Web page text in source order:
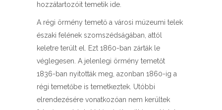
hozzátartozóit temetik ide.
A régi örmény temető a városi múzeumi telek
északi felének szomszédságában, attól
keletre terült el. Ezt 1860-ban zárták le
véglegesen. A jelenlegi örmény temetőt
1836-ban nyitották meg, azonban 1860-ig a
régi temetőbe is temetkeztek. Utóbbi
elrendezésére vonatkozóan nem kerültek